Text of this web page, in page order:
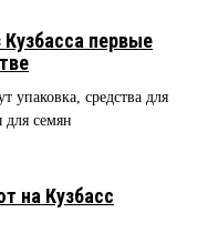
Кузбасса первые
упаковка, средства для
семян
на Кузбасс